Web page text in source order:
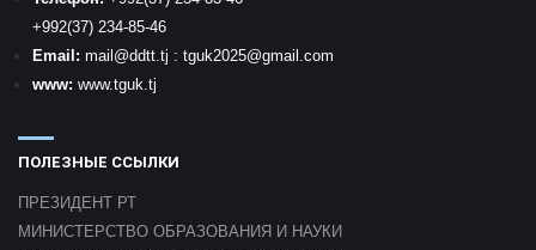
+992(37) 234-85-46
Email: mail @ddtt.tj : tguk2025@gmail.com
www: www.tguk.tj
ПОЛЕЗНЫЕ ССЫЛКИ
ПРЕЗИДЕНТ РТ
МИНИСТЕРСТВО ОБРАЗОВАНИЯ И НАУКИ